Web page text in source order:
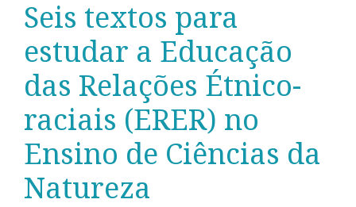
Seis textos para
estudar a Educação
das Relações Étnico-
raciais (ERER) no
Ensino de Ciências da
Natureza